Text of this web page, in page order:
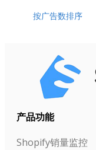
按广告数排序
产品功能
Shopify销量监控